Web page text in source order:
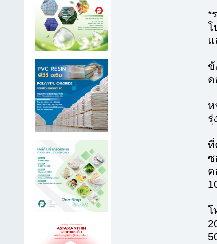
*
โ
แ
ข้
ด
ห
รุ่
ที่
ซ
ด
โ